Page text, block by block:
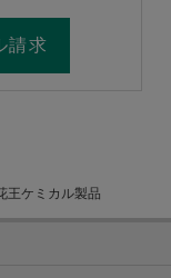
請求
王ケミカル製品